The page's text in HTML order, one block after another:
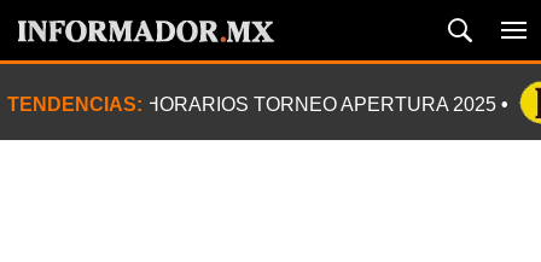
TENDENCIAS: HORARIOS TORNEO APERTURA 2025